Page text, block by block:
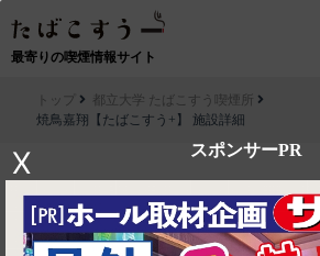
最寄りの喫煙情報サイト
スポンサーPR
X
トップ
都立大学 たばこすう喫煙所
焼鳥嘉翔【たばこすう+】 施設詳細
▶ ルートを見る